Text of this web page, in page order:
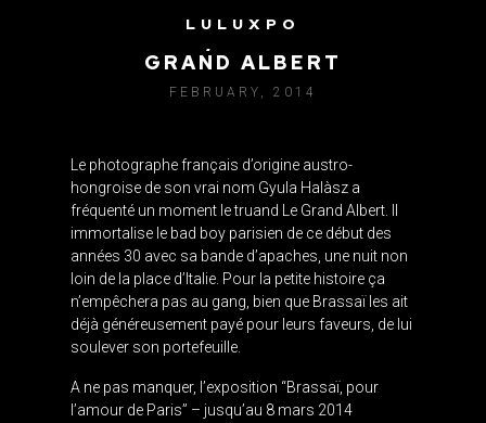
LULUXPO
GRAND ALBERT
FEBRUARY, 2014
Le photographe français d’origine austro-
hongroise de son vrai nom Gyula Halàsz a
fréquenté un moment le truand Le Grand Albert. Il
immortalise le bad boy parisien de ce début des
années 30 avec sa bande d’apaches, une nuit non
loin de la place d’Italie. Pour la petite histoire ça
n’empêchera pas au gang, bien que Brassaï les ait
déjà généreusement payé pour leurs faveurs, de lui
soulever son portefeuille.
A ne pas manquer, l’exposition “Brassaï, pour
l’amour de Paris” – jusqu’au 8 mars 2014